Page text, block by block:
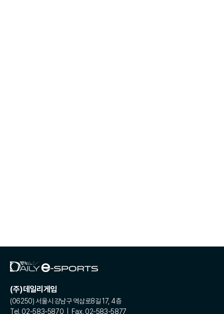
(주)데일리게임
(06250) 서울시 강남구 역삼로8길 17, 4층
Tel. 02-583-5870 | Fax. 02-583-5877